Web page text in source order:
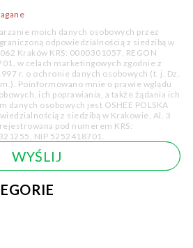
moich danych osobowych przez
odpowiedzialnością z siedzibą w
Kraków KRS: 0000301057, REGON
w celach marketingowych zgodnie z
r. o ochronie danych osobowych (t. j. Dz.
Poinformowano mnie o prawie wglądu
ich poprawiania, a także żądania ich
osobowych jest OSHEE POLSKA
z siedzibą w Krakowie, Al. 3
pod numerem KRS:
NIP 5252418701.